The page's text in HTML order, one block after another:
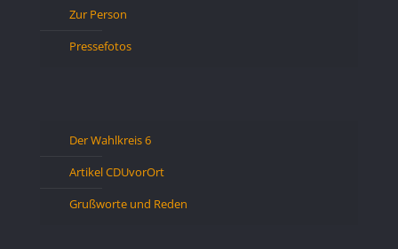
Zur Person
Pressefotos
Der Wahlkreis 6
Artikel CDUvorOrt
Grußworte und Reden